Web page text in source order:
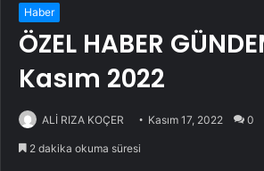
Haber
ÖZEL HABER
Kasım 2022
ALİ RIZA KOÇER Kasım 17, 2022 0
2 dakika okuma süresi